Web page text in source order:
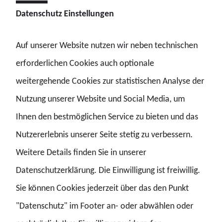
Steffi Loth (Landesvorsitzende Rheinland-Pfalz), Kevin
Datenschutz Einstellungen
Auf unserer Website nutzen wir neben technischen
erforderlichen Cookies auch optionale
weitergehende Cookies zur statistischen Analyse der
Nutzung unserer Website und Social Media, um
Ihnen den bestmöglichen Service zu bieten und das
Nutzererlebnis unserer Seite stetig zu verbessern.
Weitere Details finden Sie in unserer
Datenschutzerklärung. Die Einwilligung ist freiwillig.
Sie können Cookies jederzeit über das den Punkt
"Datenschutz" im Footer an- oder abwählen oder